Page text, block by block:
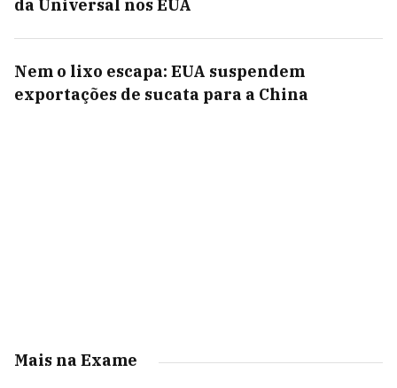
da Universal nos EUA
Nem o lixo escapa: EUA suspendem
exportações de sucata para a China
Mais na Exame